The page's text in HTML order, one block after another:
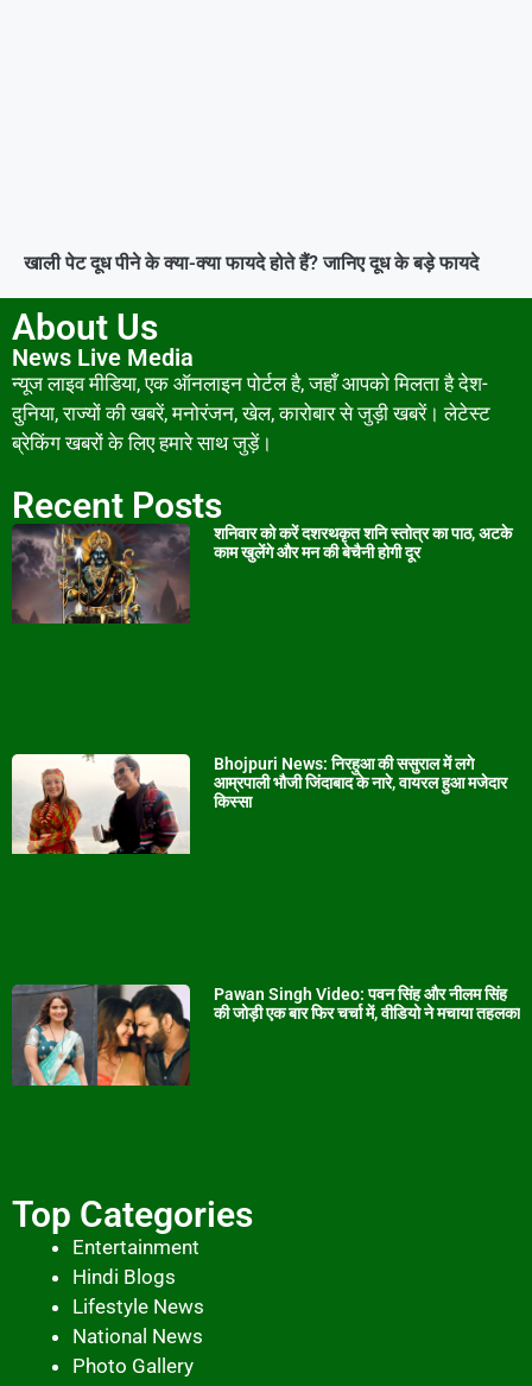
खाली पेट दूध पीने के क्या-क्या फायदे होते हैं? जानिए दूध के बड़े फायदे
About Us
News Live Media
न्यूज लाइव मीडिया, एक ऑनलाइन पोर्टल है, जहाँ आपको मिलता है देश-
दुनिया, राज्यों की खबरें, मनोरंजन, खेल, कारोबार से जुड़ी खबरें। लेटेस्ट
ब्रेकिंग खबरों के लिए हमारे साथ जुड़ें।
Recent Posts
शनिवार को करें दशरथकृत शनि स्तोत्र का पाठ, अटके
काम खुलेंगे और मन की बेचैनी होगी दूर
Bhojpuri News: निरहुआ की ससुराल में लगे
आम्रपाली भौजी जिंदाबाद के नारे, वायरल हुआ मजेदार
किस्सा
Pawan Singh Video: पवन सिंह और नीलम सिंह
की जोड़ी एक बार फिर चर्चा में, वीडियो ने मचाया तहलका
Top Categories
Entertainment
Hindi Blogs
Lifestyle News
National News
Photo Gallery